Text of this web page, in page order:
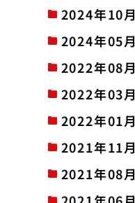
2024年10月
2024年05月
2022年08月
2022年03月
2022年01月
2021年11月
2021年08月